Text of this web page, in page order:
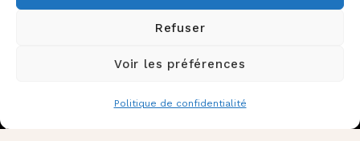
Refuser
Voir les préférences
Politique de confidentialité
Idylle Production™ | Designed
by